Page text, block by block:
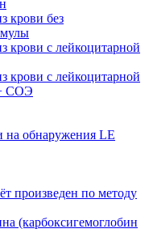
крови без
крови с лейкоцитарной
крови с лейкоцитарной
СОЭ
на обнаружения LE
произведен по методу
(карбоксигемоглобин